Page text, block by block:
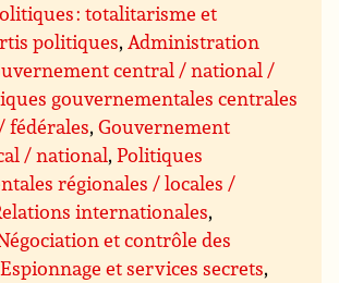
: totalitarisme et
politiques,Administration
central / national /
gouvernementales centrales
fédérales,Gouvernement
/ national,Politiques
régionales / locales /
internationales,
et contrôle des
Espionnage et services secrets,